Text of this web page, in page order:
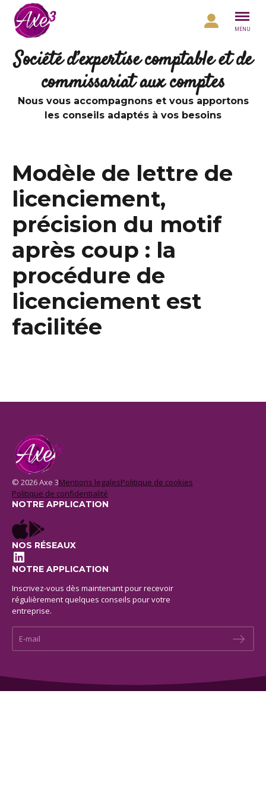
Aller au contenu
MENU
Société d’expertise comptable et de
commissariat aux comptes
Nous vous accompagnons et vous apportons
les conseils adaptés à vos besoins
Modèle de lettre de
licenciement,
précision du motif
après coup : la
procédure de
licenciement est
facilitée
© 2026 Axe 3Mentions legalesPolitique de cookies
Politique de confidentialité
NOTRE APPLICATION
NOS RÉSEAUX
LinkedIn
NOTRE APPLICATION
Inscrivez-vous dès maintenant pour recevoir
régulièrement quelques conseils pour votre
entreprise.